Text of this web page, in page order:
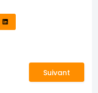
soutien psychosocial
Article
Suivant